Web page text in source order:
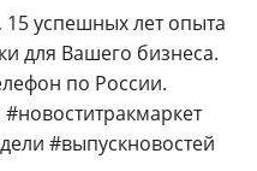
успешных лет опыта
для Вашего бизнеса.
по России.
#выпускновостей